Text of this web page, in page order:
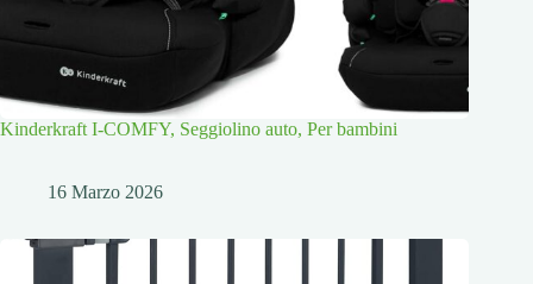
Kinderkraft I-COMFY, Seggiolino auto, Per bambini
16 Marzo 2026